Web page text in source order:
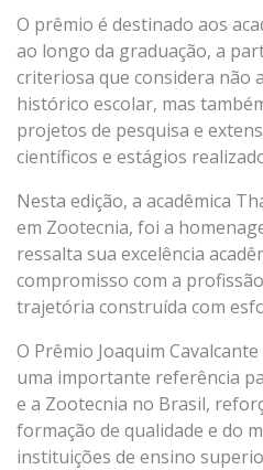
O prêmio é destinado aos
ao longo da graduação, a
criteriosa que considera não
histórico escolar, mas
projetos de pesquisa e
científicos e estágios
Nesta edição, a acadêmica
em Zootecnia, foi a
ressalta sua excelência
compromisso com a
trajetória construída com
O Prêmio Joaquim
uma importante referência
e a Zootecnia no Brasil,
formação de qualidade e do
instituições de ensino